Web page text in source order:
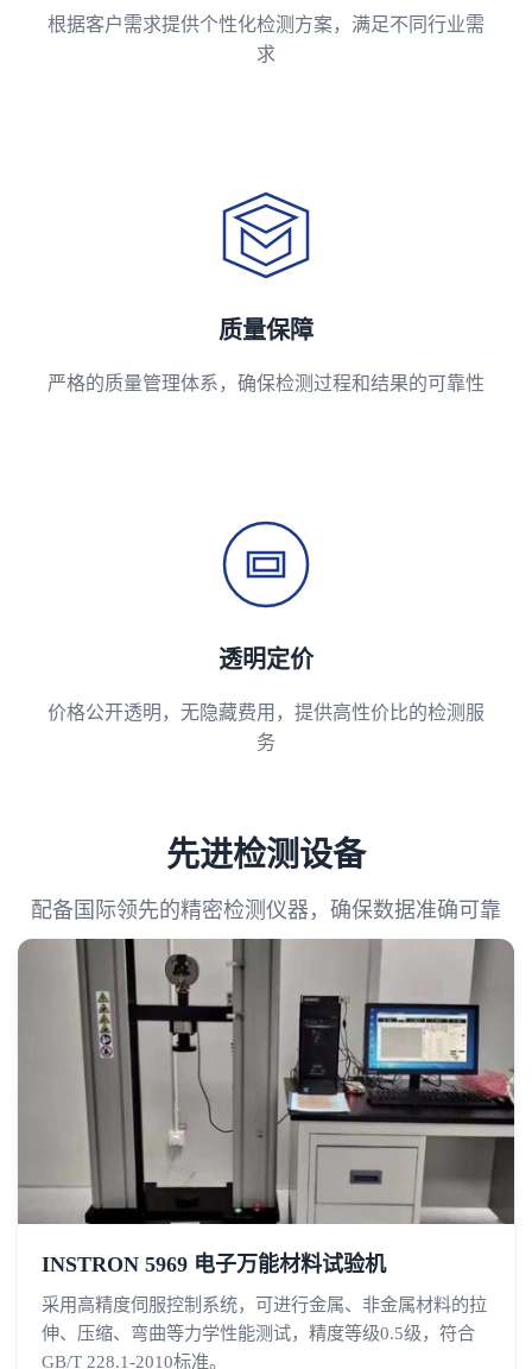
根据客户需求提供个性化检测方案，满足不同行业需
求
质量保障
严格的质量管理体系，确保检测过程和结果的可靠性
透明定价
价格公开透明，无隐藏费用，提供高性价比的检测服
务
先进检测设备
配备国际领先的精密检测仪器，确保数据准确可靠
INSTRON 5969 电子万能材料试验机
采用高精度伺服控制系统，可进行金属、非金属材料的拉
伸、压缩、弯曲等力学性能测试，精度等级0.5级，符合
GB/T 228.1-2010标准。